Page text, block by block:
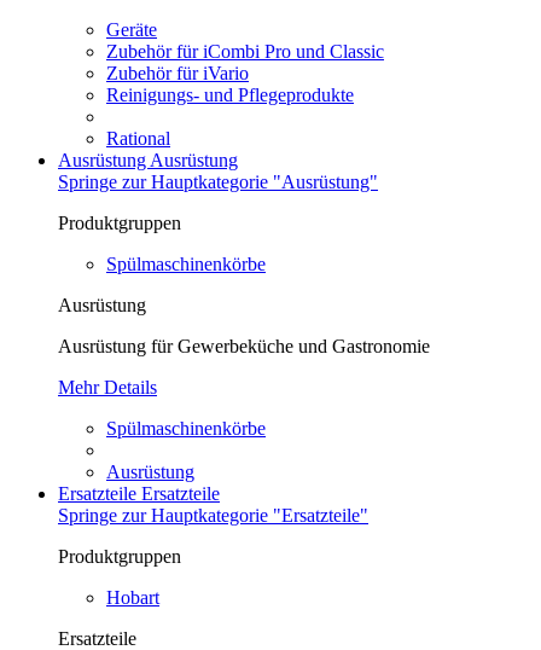
Geräte
Zubehör für iCombi Pro und Classic
Zubehör für iVario
Reinigungs- und Pflegeprodukte
Rational
Ausrüstung Ausrüstung
Springe zur Hauptkategorie "Ausrüstung"
Produktgruppen
Spülmaschinenkörbe
Ausrüstung
Ausrüstung für Gewerbeküche und Gastronomie
Mehr Details
Spülmaschinenkörbe
Ausrüstung
Ersatzteile Ersatzteile
Springe zur Hauptkategorie "Ersatzteile"
Produktgruppen
Hobart
Ersatzteile